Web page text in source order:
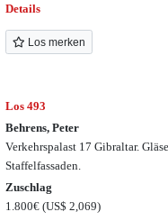
Details
Los merken
Los 493
Behrens, Peter
Verkehrspalast 17 Gibraltar.
Staffelfassaden.
Zuschlag
1.800€(US$ 2,069)